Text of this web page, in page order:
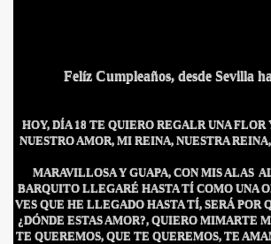
Felíz Cumpleaños, desde Sevilla
HOY, DÍA 18 TE QUIERO REGALR UNA FLOR
NUESTRO AMOR, MI REINA, NUESTRA REINA,
MARAVILLOSA Y GUAPA, CON MIS ALAS
BARQUITO LLEGARÉ HASTA TÍ COMO UNA
VES QUE HE LLEGADO HASTA TÍ, SERÁ POR
¿DÓNDE ESTAS AMOR?, QUIERO MIMARTE
TE QUEREMOS, QUE TE QUEREMOS, TE